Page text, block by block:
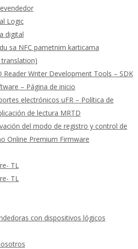
Logic
digital
sa NFC pametnim karticama
translation)
Reader Writer Development Tools – SDK
– Página de inicio
electrónicos uFR – Política de
de lectura MRTD
del modo de registro y control de
Online Premium Firmware
TL
TL
con dispositivos lógicos